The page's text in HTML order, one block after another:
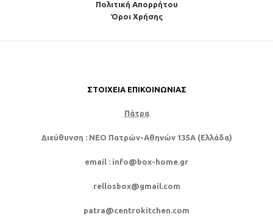
Πολιτική Απορρήτου
Όροι Χρήσης
ΣΤΟΙΧΕΊΑ ΕΠΙΚΟΙΝΩΝΊΑΣ
Πάτρα
Διεύθυνση : NEO Πατρών-Αθηνών 135Α (Ελλάδα)
email : info@box-home.gr
rellosbox@gmail.com
patra@centrokitchen.com